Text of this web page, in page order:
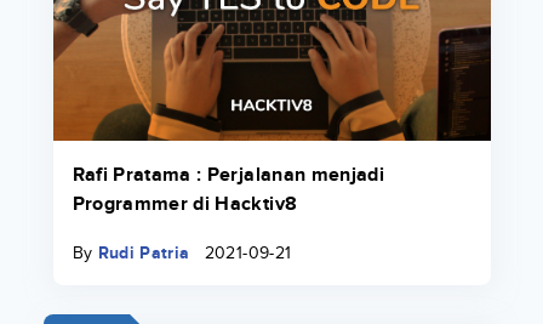
Rafi Pratama : Perjalanan menjadi
Programmer di Hacktiv8
By Rudi Patria 2021-09-21